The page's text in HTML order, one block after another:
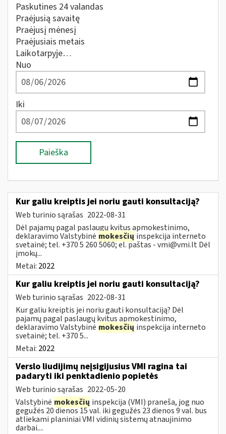
Paskutines 24 valandas
Praėjusią savaitę
Praėjusį mėnesį
Praėjusiais metais
Laikotarpyje…
Nuo
Iki
Paieška
Kur galiu kreiptis jei noriu gauti konsultaciją?
Web turinio sąrašas 2022-08-31
Dėl pajamų pagal paslaugų kvitus apmokestinimo,
deklaravimo Valstybinė mokesčių inspekcija interneto
svetainė; tel. +370 5 260 5060; el. paštas -vmi@vmi.ltDėl
įmokų...
Metai: 2022
Kur galiu kreiptis jei noriu gauti konsultaciją?
Web turinio sąrašas 2022-08-31
Kur galiu kreiptis jei noriu gauti konsultaciją? Dėl
pajamų pagal paslaugų kvitus apmokestinimo,
deklaravimo Valstybinė mokesčių inspekcija interneto
svetainė; tel. +370 5...
Metai: 2022
Verslo liudijimų neįsigijusius VMI ragina tai
padaryti iki penktadienio popietės
Web turinio sąrašas 2022-05-20
Valstybinė mokesčių inspekcija (VMI) praneša, jog nuo
gegužės 20 dienos 15 val. iki gegužės 23 dienos 9 val. bus
atliekami planiniai VMI vidinių sistemų atnaujinimo
darbai....